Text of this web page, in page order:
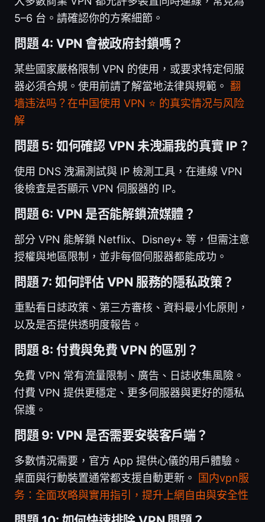
5–6 台。請確認你的方案細節。
問題 4: VPN 會被政府封鎖嗎？
某些國家嚴格限制 VPN 的使用，或要求特定伺服
器必須合規。使用前請了解當地法律與規範。 翻
墙违法吗？在中国使用 VPN ⭐ 的真实情况与风险
解
問題 5: 如何確認 VPN 未洩漏我的真實 IP？
使用 DNS 洩漏測試與 IP 檢測工具，在連線 VPN
後檢查是否顯示 VPN 伺服器的 IP。
問題 6: VPN 是否能解鎖流媒體？
部分 VPN 能解鎖 Netflix、Disney+ 等，但需注意
授權與地區限制，並非每個伺服器都能成功。
問題 7: 如何評估 VPN 服務的隱私政策？
重點看日誌政策、第三方審核、資料最小化原則，
以及是否提供透明度報告。
問題 8: 付費與免費 VPN 的區別？
免費 VPN 常有流量限制、廣告、日誌收集風險。
付費 VPN 提供更穩定、更多伺服器與更好的隱私
保護。
問題 9: VPN 是否需要安裝客戶端？
多數情況需要，官方 App 提供心儀的用戶體驗。
桌面與行動裝置通常都支援自動更新。
国内vpn服
务：全面攻略與實用指引，提升上網自由與安全性